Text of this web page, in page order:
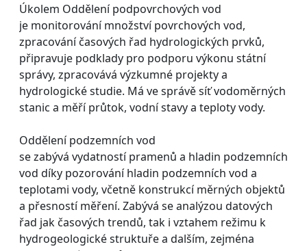
Úkolem Oddělení podpovrchových vod
je monitorování množství povrchových vod,
zpracování časových řad hydrologických prvků,
připravuje podklady pro podporu výkonu státní
správy, zpracovává výzkumné projekty a
hydrologické studie. Má ve správě síť vodoměrných
stanic a měří průtok, vodní stavy a teploty vody.
Oddělení podzemních vod
se zabývá vydatností pramenů a hladin podzemních
vod díky pozorování hladin podzemních vod a
teplotami vody, včetně konstrukcí měrných objektů
a přesností měření. Zabývá se analýzou datových
řad jak časových trendů, tak i vztahem režimu k
hydrogeologické struktuře a dalším, zejména